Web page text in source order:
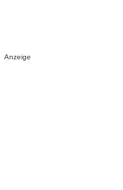
Anzeige